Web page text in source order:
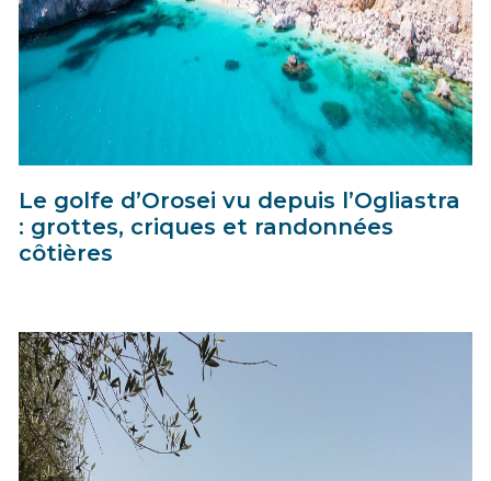
Le golfe d’Orosei vu depuis l’Ogliastra
: grottes, criques et randonnées
côtières